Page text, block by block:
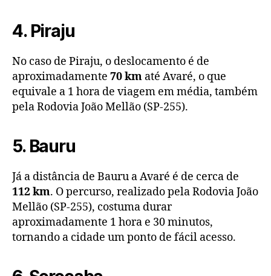
4. Piraju
No caso de Piraju, o deslocamento é de
aproximadamente 70 km até Avaré, o que
equivale a 1 hora de viagem em média, também
pela Rodovia João Mellão (SP-255).
5. Bauru
Já a distância de Bauru a Avaré é de cerca de
112 km. O percurso, realizado pela Rodovia João
Mellão (SP-255), costuma durar
aproximadamente 1 hora e 30 minutos,
tornando a cidade um ponto de fácil acesso.